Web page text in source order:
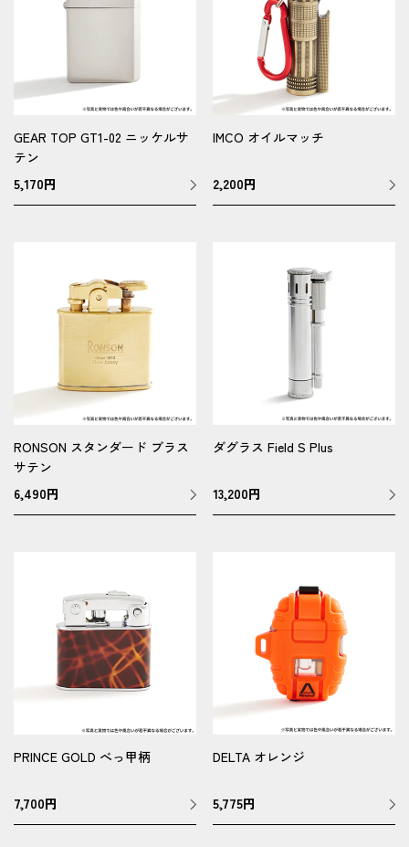
GEAR TOP GT1-02 ニッケルサ
テン
5,170円
IMCO オイルマッチ
2,200円
RONSON スタンダード ブラス
サテン
6,490円
ダグラス Field S Plus
13,200円
PRINCE GOLD べっ甲柄
7,700円
DELTA オレンジ
5,775円